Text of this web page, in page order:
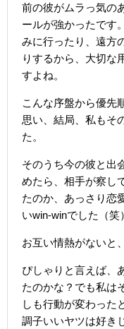
前の彼がムラっ気の
ールが強かったです
みに行ったり、遠方
りするから、大切な
すよね。
こんな序盤から優先
思い、結局、私もそ
た。
そのうち今の彼と出
めたら、相手が察し
たのか、あっさり恋
いwin-winでした（笑）
お互い情熱がないと
ぴしゃりと言えば、
たのかな？でも私は
しも行動が変わった
調子いいヤツは好き